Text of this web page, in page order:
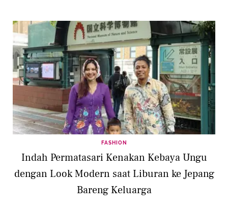
FASHION
Indah Permatasari Kenakan Kebaya Ungu
dengan Look Modern saat Liburan ke Jepang
Bareng Keluarga